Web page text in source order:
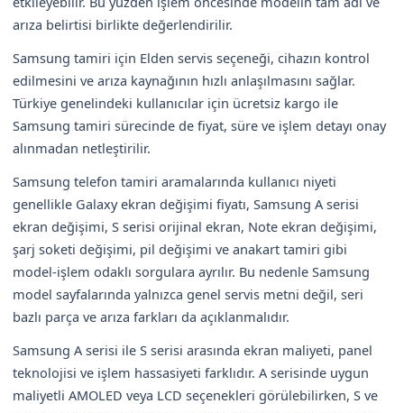
arıza belirtisi birlikte değerlendirilir.
Samsung tamiri için Elden servis seçeneği, cihazın kontrol
edilmesini ve arıza kaynağının hızlı anlaşılmasını sağlar.
Türkiye genelindeki kullanıcılar için ücretsiz kargo ile
Samsung tamiri sürecinde de fiyat, süre ve işlem detayı onay
alınmadan netleştirilir.
Samsung telefon tamiri aramalarında kullanıcı niyeti
genellikle Galaxy ekran değişimi fiyatı, Samsung A serisi
ekran değişimi, S serisi orijinal ekran, Note ekran değişimi,
şarj soketi değişimi, pil değişimi ve anakart tamiri gibi
model-işlem odaklı sorgulara ayrılır. Bu nedenle Samsung
model sayfalarında yalnızca genel servis metni değil, seri
bazlı parça ve arıza farkları da açıklanmalıdır.
Samsung A serisi ile S serisi arasında ekran maliyeti, panel
teknolojisi ve işlem hassasiyeti farklıdır. A serisinde uygun
maliyetli AMOLED veya LCD seçenekleri görülebilirken, S ve